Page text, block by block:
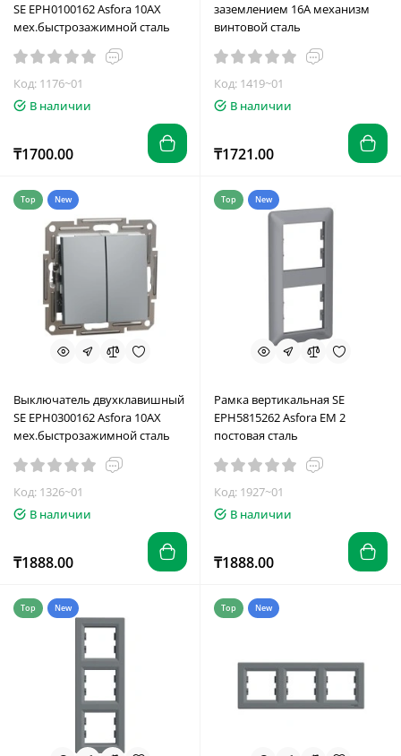
SE EPH0100162 Asfora 10AX
мех.быстрозажимной сталь
Код: 1176~01
В наличии
₸1700.00
заземлением 16А механизм
винтовой сталь
Код: 1419~01
В наличии
₸1721.00
Top New
Выключатель двухклавишный
SE EPH0300162 Asfora 10AX
мех.быстрозажимной сталь
Код: 1326~01
В наличии
₸1888.00
Top New
Рамка вертикальная SE
EPH5815262 Asfora EM 2
постовая сталь
Код: 1927~01
В наличии
₸1888.00
Top New Top New